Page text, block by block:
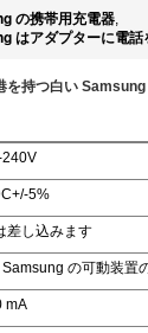
の携帯用充電器,
はアダプターに電話
持つ白い
240V
5%
差し込みます
Samsung の可動装置
mA